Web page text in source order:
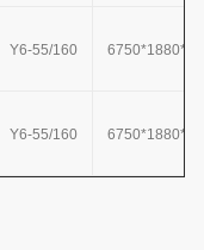
Y6-55/160
Y6-55/160